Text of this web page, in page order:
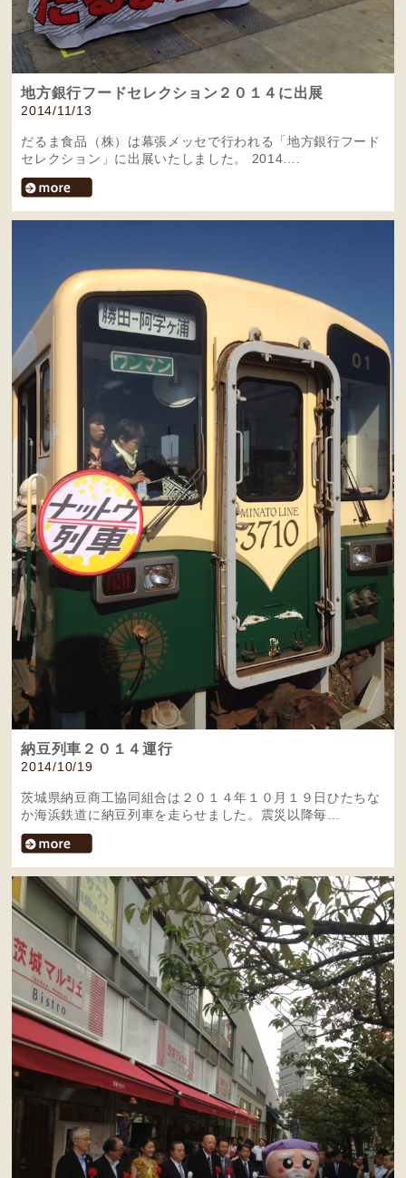
地方銀行フードセレクション２０１４に出展
2014/11/13
だるま食品（株）は幕張メッセで行われる「地方銀行フード
セレクション」に出展いたしました。 2014….
納豆列車２０１４運行
2014/10/19
茨城県納豆商工協同組合は２０１４年１０月１９日ひたちな
か海浜鉄道に納豆列車を走らせました。震災以降毎…